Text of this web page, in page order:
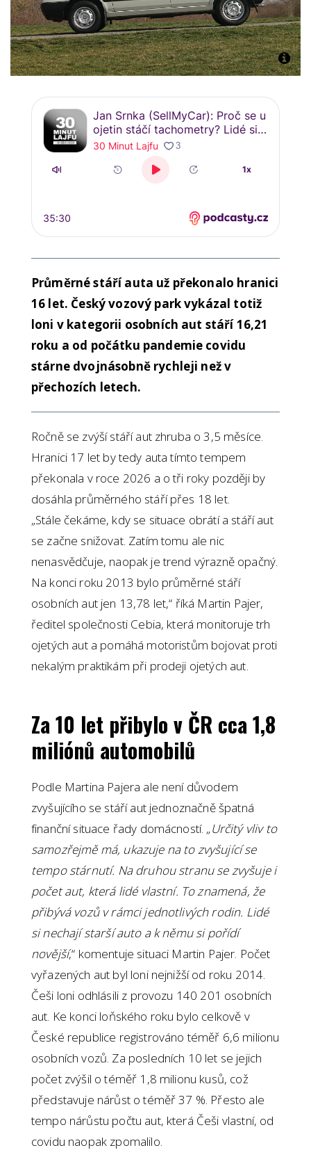
Průměrné stáří auta už překonalo hranici
16 let. Český vozový park vykázal totiž
loni v kategorii osobních aut stáří 16,21
roku a od počátku pandemie covidu
stárne dvojnásobně rychleji než v
přechozích letech.
Ročně se zvýší stáří aut zhruba o 3,5 měsíce.
Hranici 17 let by tedy auta tímto tempem
překonala v roce 2026 a o tři roky později by
dosáhla průměrného stáří přes 18 let.
„Stále čekáme, kdy se situace obrátí a stáří aut
se začne snižovat. Zatím tomu ale nic
nenasvědčuje, naopak je trend výrazně opačný.
Na konci roku 2013 bylo průměrné stáří
osobních aut jen 13,78 let,“ říká Martin Pajer,
ředitel společnosti Cebia, která monitoruje trh
ojetých aut a pomáhá motoristům bojovat proti
nekalým praktikám při prodeji ojetých aut.
Za 10 let přibylo v ČR cca 1,8
miliónů automobilů
Podle Martina Pajera ale není důvodem
zvyšujícího se stáří aut jednoznačně špatná
finanční situace řady domácností. „Určitý vliv to
samozřejmě má, ukazuje na to zvyšující se
tempo stárnutí. Na druhou stranu se zvyšuje i
počet aut, která lidé vlastní. To znamená, že
přibývá vozů v rámci jednotlivých rodin. Lidé
si nechají starší auto a k němu si pořídí
novější,“ komentuje situaci Martin Pajer. Počet
vyřazených aut byl loni nejnižší od roku 2014.
Češi loni odhlásili z provozu 140 201 osobních
aut. Ke konci loňského roku bylo celkově v
České republice registrováno téměř 6,6 milionu
osobních vozů. Za posledních 10 let se jejich
počet zvýšil o téměř 1,8 milionu kusů, což
představuje nárůst o téměř 37 %. Přesto ale
tempo nárůstu počtu aut, která Češi vlastní, od
covidu naopak zpomalilo.